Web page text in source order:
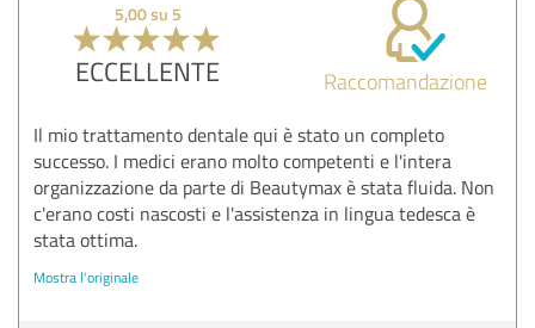
5,00 su 5
ECCELLENTE Raccomandazione
Il mio trattamento dentale qui è stato un completo
successo. I medici erano molto competenti e l'intera
organizzazione da parte di Beautymax è stata fluida. Non
c'erano costi nascosti e l'assistenza in lingua tedesca è
stata ottima.
Mostra l'originale